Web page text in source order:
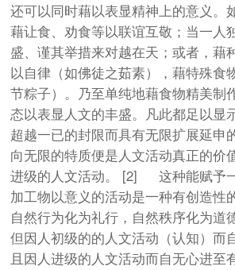
还可以同时藉以表显精神上的意义。
藉让食、劝食等以联谊互敬；当一人
盛、谨其举措来对越在天；或者，藉
以自律（如佛徒之茹素），藉特殊食
节粽子）。乃至单纯地藉食物精美制
态以表显人文的丰盛。凡此都足以显
超越一已的封限而具有无限扩展延申
向无限的特质便是人文活动真正的价
进级的人文活动。 [2] 这种能赋予
加工物以意义的活动是一种有创造性
自然行为化为礼行，自然秩序化为道
但因人初级的的人文活动（认知）而
且因人进级的人文活动而自无心进至